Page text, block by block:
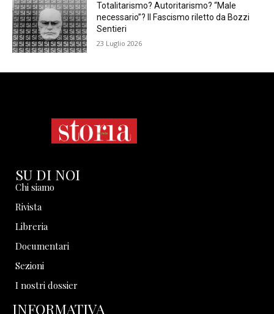
Totalitarismo? Autoritarismo? “Male
necessario”? Il Fascismo riletto da Bozzi
Sentieri
23 Luglio 2026
SU DI NOI
Chi siamo
Rivista
Libreria
Documentari
Sezioni
I nostri dossier
INFORMATIVA